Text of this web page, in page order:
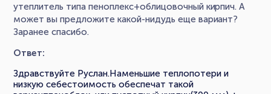
утеплитель типа пеноплекс+облицовочный кирпич. А
может вы предложите какой-нидудь еще вариант?
Заранее спасибо.
Ответ:
Здравствуйте Руслан.Наменьшие теплопотери и
низкую себестоимость обеспечат такой